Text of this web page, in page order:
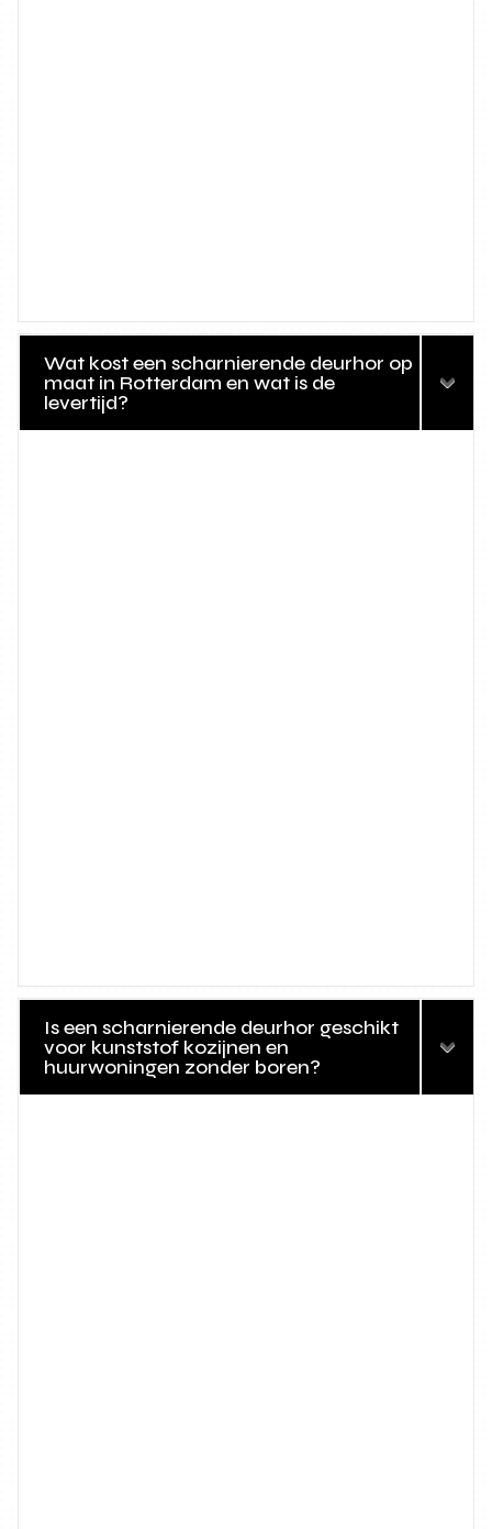
Wat kost een scharnierende deurhor op
maat in Rotterdam en wat is de
levertijd?
Is een scharnierende deurhor geschikt
voor kunststof kozijnen en
huurwoningen zonder boren?